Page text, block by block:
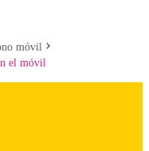
móvil
el móvil